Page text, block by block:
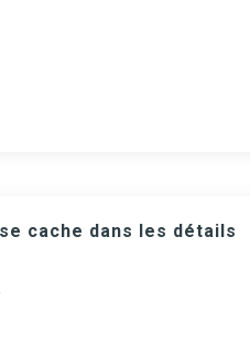
cache dans les détails